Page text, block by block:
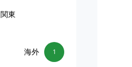
関東
1
海外